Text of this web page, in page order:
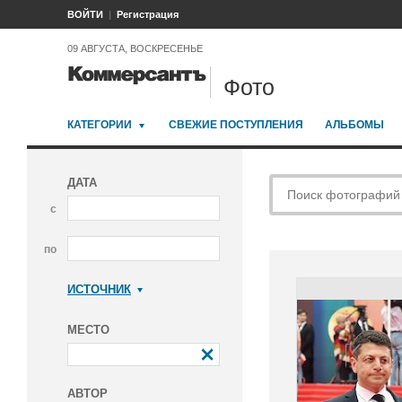
ВОЙТИ Регистрация
09 АВГУСТА, ВОСКРЕСЕНЬЕ
Фото
КАТЕГОРИИ СВЕЖИЕ ПОСТУПЛЕНИЯ АЛЬБОМЫ
ДАТА
с
по
ИСТОЧНИК
МЕСТО
АВТОР